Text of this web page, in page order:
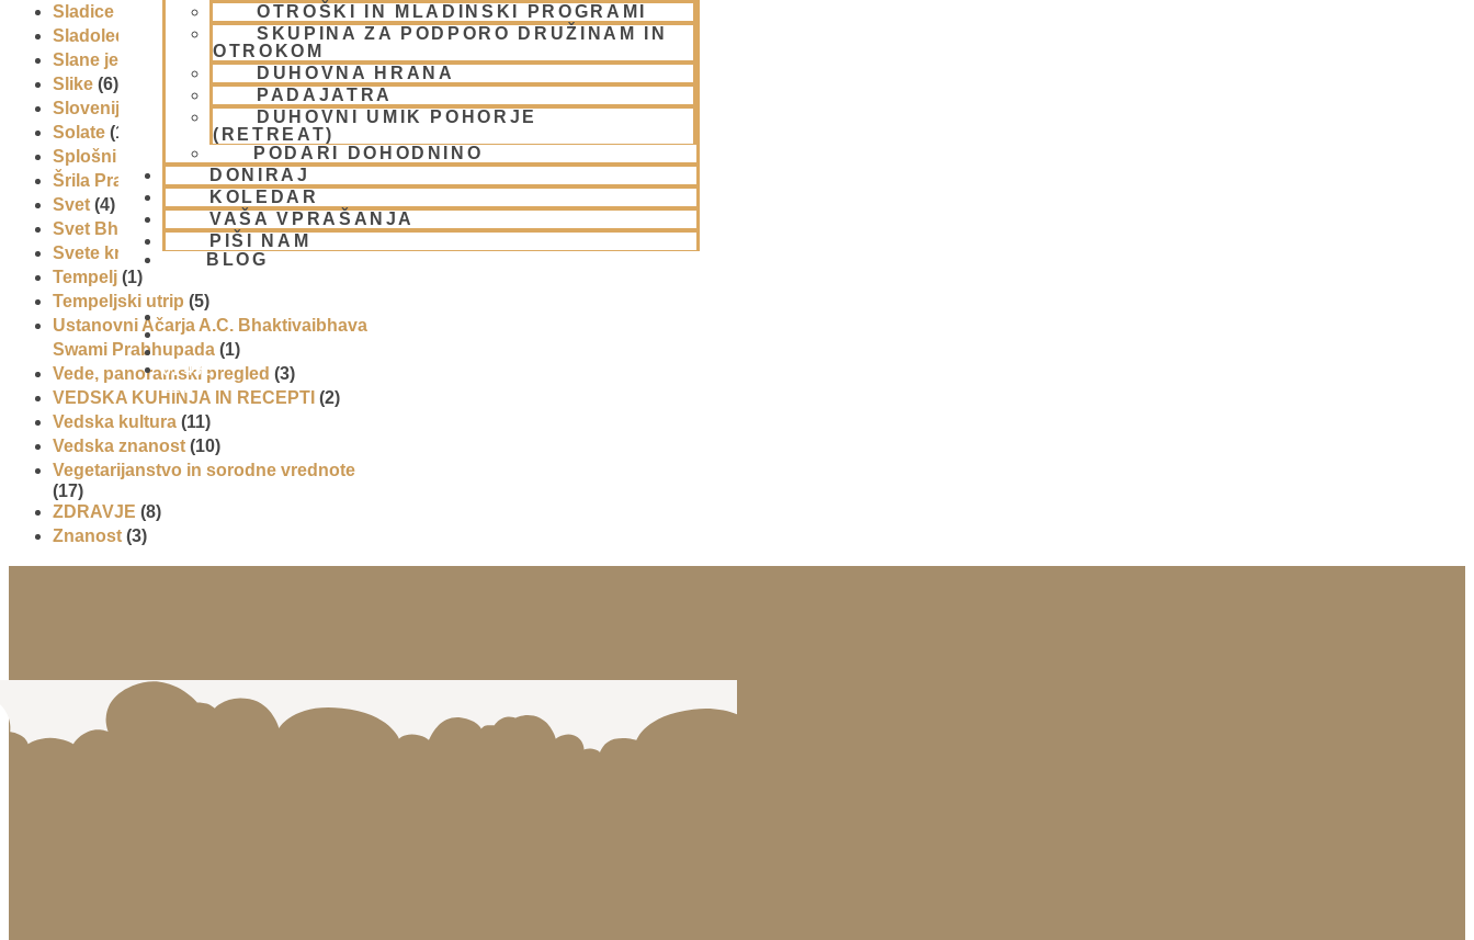
OTROŠKI IN MLADINSKI PROGRAMI
SKUPINA ZA PODPORO DRUŽINAM IN
OTROKOM
DUHOVNA HRANA
PADAJATRA
DUHOVNI UMIK POHORJE
(RETREAT)
PODARI DOHODNINO
DONIRAJ
KOLEDAR
VAŠA VPRAŠANJA
PIŠI NAM
BLOG
01 431
21 24
Sladice
Sladoled
Slane jedi
Slike (6)
Slovenija
Solate (1)
Splošni pogoji uporabe
(1)
Šrila Prabhupada(5)
Svet (4)
Svet Bhakti(5)
Svete krave
(1)
Tempelj (1)
Tempeljski utrip (5)
Ustanovni Ačarja A.C. Bhaktivaibhava
Swami Prabhupada (1)
Vede, panoramski pregled (3)
VEDSKA KUHINJA IN RECEPTI (2)
Vedska kultura (11)
Vedska znanost (10)
Vegetarijanstvo in sorodne vrednote
(17)
ZDRAVJE (8)
Znanost (3)